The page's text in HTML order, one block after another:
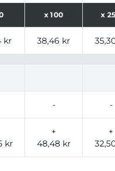
x100 x
kr 38,46 kr
- -
kr
+
48,48 kr
+